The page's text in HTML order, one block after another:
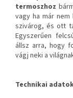
termoszhoz
vagy ha már
szivárog, és ott
Egyszerűen
állsz arra, hogy
vágj neki a
Technikai